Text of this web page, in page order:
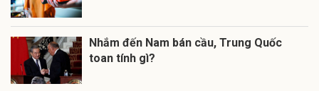
Nhắm đến Nam bán cầu, Trung Quốc
toan tính gì?